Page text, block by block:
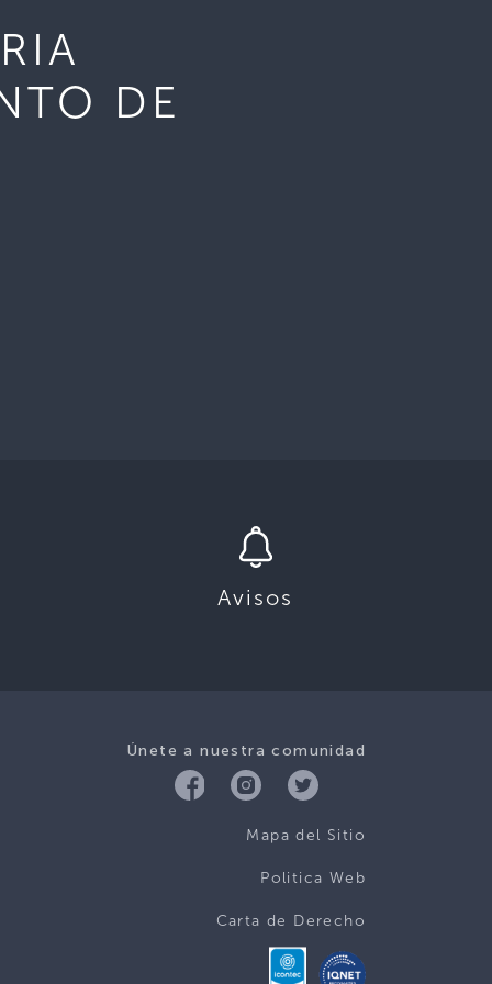
DE
Avisos
Únete a nuestra comunidad
Mapa del Sitio
Politica Web
Carta de Derecho